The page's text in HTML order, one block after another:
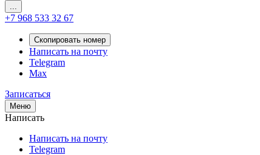
...
+7 968 533 32 67
Скопировать номер
Написать на почту
Telegram
Max
Записаться
Меню
Написать
Написать на почту
Telegram